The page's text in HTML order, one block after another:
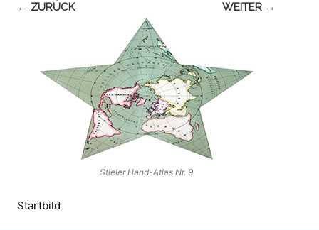
← ZURÜCK WEITER →
Stieler Hand-Atlas Nr. 9
Startbild